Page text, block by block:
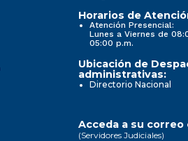
Horarios de
Atención Presencial:
Lunes a Viernes de
05:00 p.m.
Ubicación de
administrativas:
Directorio Nacional
Acceda a su
(Servidores Judiciales)